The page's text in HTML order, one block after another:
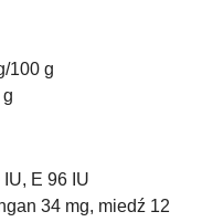
100 g
E 96 IU
34 mg, miedź 12